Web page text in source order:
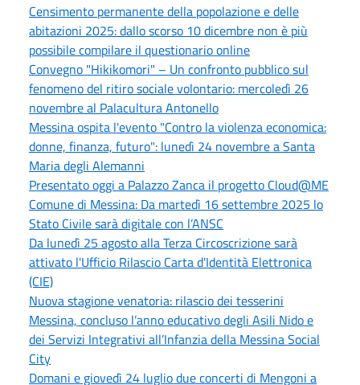
Censimento permanente della popolazione e delle
abitazioni 2025: dallo scorso 10 dicembre non è più
possibile compilare il questionario online
Convegno "Hikikomori" – Un confronto pubblico sul
fenomeno del ritiro sociale volontario: mercoledì 26
novembre al Palacultura Antonello
Messina ospita l'evento "Contro la violenza economica:
donne, finanza, futuro": lunedì 24 novembre a Santa
Maria degli Alemanni
Presentato oggi a Palazzo Zanca il progetto Cloud@ME
Comune di Messina: Da martedì 16 settembre 2025 lo
Stato Civile sarà digitale con l’ANSC
Da lunedì 25 agosto alla Terza Circoscrizione sarà
attivato l'Ufficio Rilascio Carta d'Identità Elettronica
(CIE)
Nuova stagione venatoria: rilascio dei tesserini
Messina, concluso l’anno educativo degli Asili Nido e
dei Servizi Integrativi all’Infanzia della Messina Social
City
Domani e giovedì 24 luglio due concerti di Mengoni a